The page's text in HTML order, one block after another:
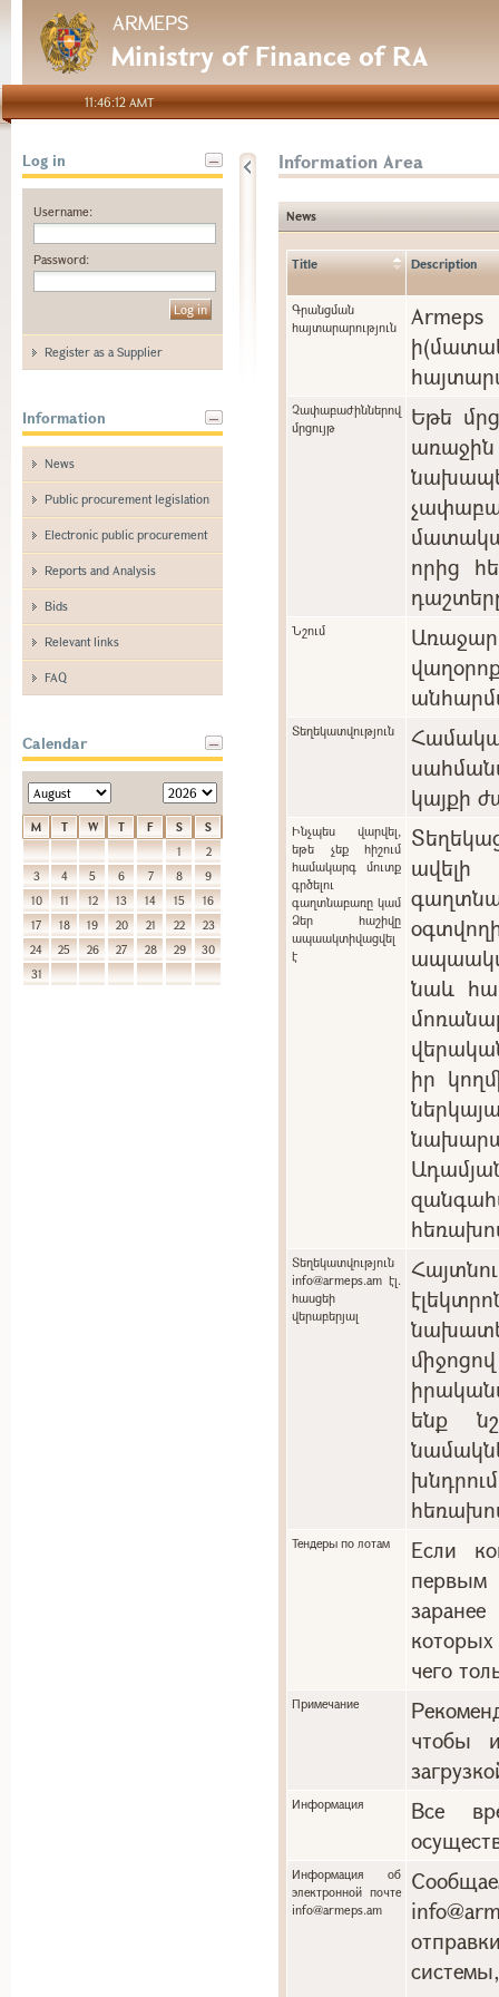
ARMEPS
Ministry of Finance of RA
11:46:12 AMT
Log in
Username:
Password:
Register as a Supplier
Information
News
Public procurement legislation
Electronic public procurement
Reports and Analysis
Bids
Relevant links
FAQ
Calendar
M T W T F S
S
1
2
3
4 5 6 7 8
9
10
11 12 13 14 15
16
17
18 19 20 21 22
23
24
25 26 27 28 29
30
31
Information Area
News
Title Description
Գրանցման
հայտարարություն
Չափաբաժիններով
մրցույթ
Եթե
առաջին
որից
Նշում
Տեղեկատվություն
կայքի
Ինչպես վարվել,
եթե չեք հիշում
համակարգ մուտք
գրծելու
գաղտնաբառը կամ
Ձեր հաշիվը
ապաակտիվացվել
է
նաև
իր
Տեղեկատվություն
info@armeps.am էլ.
հասցեի
վերաբերյալ
ենք
Тендеры по лотам
Если
первым
чего
Примечание
чтобы
Информация
Все
Информация об
электронной почте
info@armeps.am